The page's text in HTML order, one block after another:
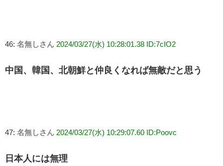
46: 名無しさん 2024/03/27(水) 10:28:01.38 ID:7cIO2
中国、韓国、北朝鮮と仲良くなれば無敵だと思う
47: 名無しさん 2024/03/27(水) 10:29:07.60 ID:Poovc
日本人には無理